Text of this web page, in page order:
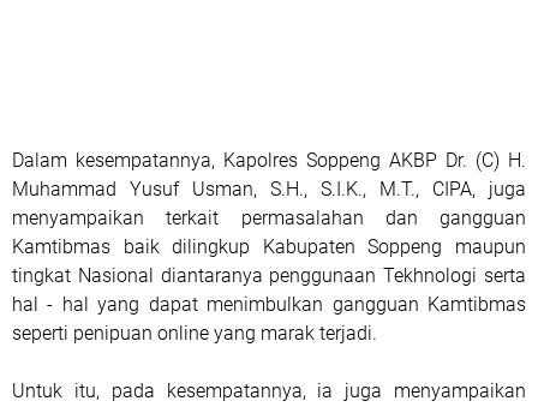
Dalam kesempatannya, Kapolres Soppeng AKBP Dr. (C) H.
Muhammad Yusuf Usman, S.H., S.I.K., M.T., CIPA, juga
menyampaikan terkait permasalahan dan gangguan
Kamtibmas baik dilingkup Kabupaten Soppeng maupun
tingkat Nasional diantaranya penggunaan Tekhnologi serta
hal - hal yang dapat menimbulkan gangguan Kamtibmas
seperti penipuan online yang marak terjadi.
Untuk itu, pada kesempatannya, ia juga menyampaikan